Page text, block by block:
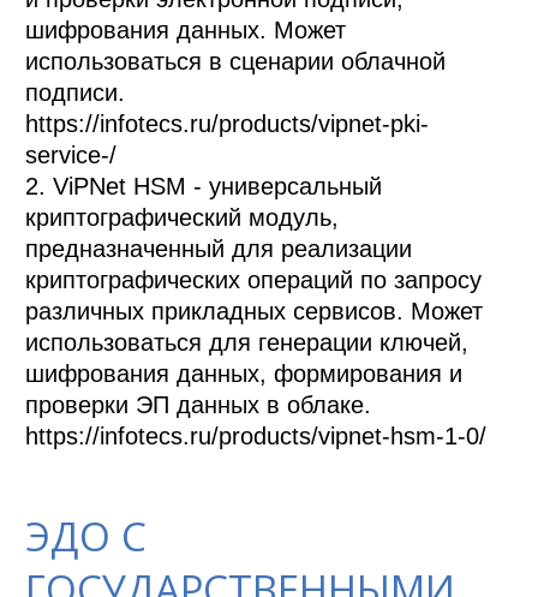
шифрования данных. Может
использоваться в сценарии облачной
подписи.
https://infotecs.ru/products/vipnet-pki-
service-/
2. ViPNet HSM - универсальный
криптографический модуль,
предназначенный для реализации
криптографических операций по запросу
различных прикладных сервисов. Может
использоваться для генерации ключей,
шифрования данных, формирования и
проверки ЭП данных в облаке.
https://infotecs.ru/products/vipnet-hsm-1-0/
ЭДО С